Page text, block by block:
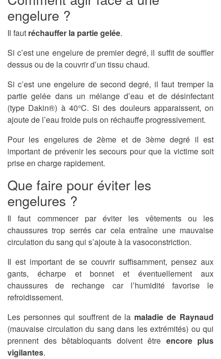
engelure ?
Il faut réchauffer la partie gelée.
Si c’est une engelure de premier degré, il suffit de souffler
dessus ou de la couvrir d’un tissu chaud.
Si c’est une engelure de second degré, il faut tremper la
partie gelée dans un mélange d’eau et de désinfectant
(type Dakin®) à 40°C. Si des douleurs apparaissent, on
ajoute de l’eau froide puis on réchauffe progressivement.
Pour les engelures de 2ème et de 3ème degré il est
important de prévenir les secours pour que la victime soit
prise en charge rapidement.
Que faire pour éviter les
engelures ?
Il faut commencer par éviter les vêtements ou les
chaussures trop serrés car cela entraîne une mauvaise
circulation du sang qui s’ajoute à la vasoconstriction.
Il est important de se couvrir suffisamment, pensez aux
gants, écharpe et bonnet et éventuellement aux
chaussures de rechange car l’humidité favorise le
refroidissement.
Les personnes qui souffrent de la maladie de Raynaud
(mauvaise circulation du sang dans les extrémités) ou qui
prennent des bêtabloquants doivent être encore plus
vigilantes.